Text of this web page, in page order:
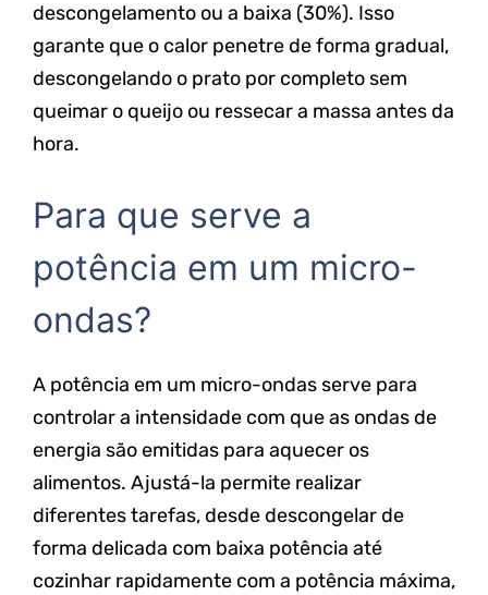
descongelamento ou a baixa (30%). Isso
garante que o calor penetre de forma gradual,
descongelando o prato por completo sem
queimar o queijo ou ressecar a massa antes da
hora.
Para que serve a
potência em um micro-
ondas?
A potência em um micro-ondas serve para
controlar a intensidade com que as ondas de
energia são emitidas para aquecer os
alimentos. Ajustá-la permite realizar
diferentes tarefas, desde descongelar de
forma delicada com baixa potência até
cozinhar rapidamente com a potência máxima,